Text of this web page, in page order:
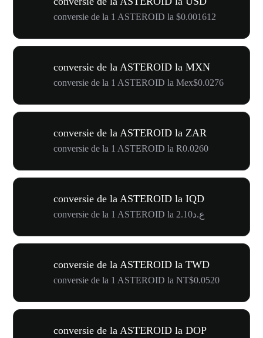
conversie de la 1 ASTEROID la $0.001612
conversie de la ASTEROID la MXN
conversie de la 1 ASTEROID la Mex$0.0276
conversie de la ASTEROID la ZAR
conversie de la 1 ASTEROID la R0.0260
conversie de la ASTEROID la IQD
conversie de la 1 ASTEROID la ع.د2.10
conversie de la ASTEROID la TWD
conversie de la 1 ASTEROID la NT$0.0520
conversie de la ASTEROID la DOP